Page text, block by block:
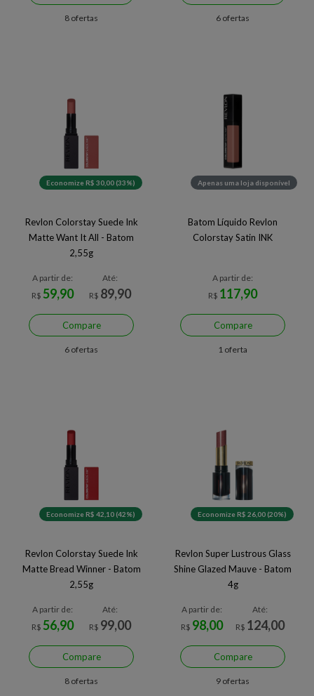
8 ofertas 6 ofertas
Economize R$ 30,00 (33%)
Revlon Colorstay Suede Ink
Matte Want It All - Batom
2,55g
A partir de:
R$59,90
Até:
R$ 89,90
Compare
6 ofertas
Apenas uma loja disponível
Batom Líquido Revlon
Colorstay Satin INK
A partir de:
R$ 117,90
Compare
1 oferta
Economize R$ 42,10 (42%)
Revlon Colorstay Suede Ink
Matte Bread Winner - Batom
2,55g
A partir de:
R$56,90
Até:
R$ 99,00
Compare
8 ofertas
Economize R$ 26,00 (20%)
Revlon Super Lustrous Glass
Shine Glazed Mauve - Batom
4g
A partir de:
R$ 98,00
Até:
R$ 124,00
Compare
9 ofertas